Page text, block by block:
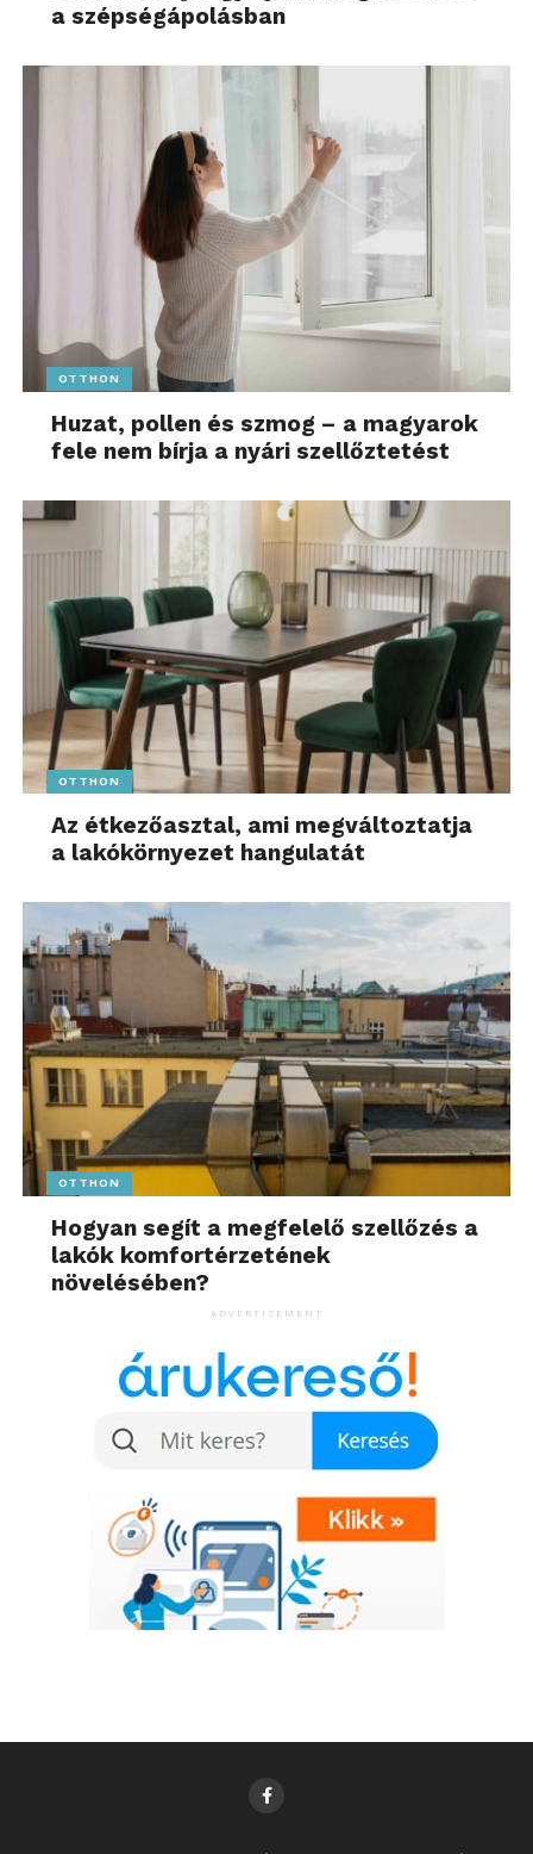
a szépségápolásban
OTTHON
Huzat, pollen és szmog – a magyarok
fele nem bírja a nyári szellőztetést
OTTHON
Az étkezőasztal, ami megváltoztatja
a lakókörnyezet hangulatát
OTTHON
Hogyan segít a megfelelő szellőzés a
lakók komfortérzetének
növelésében?
ADVERTISEMENT